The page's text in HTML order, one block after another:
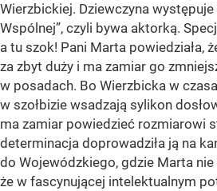
Wierzbickiej. Dziewczyna występuje
Wspólnej”, czyli bywa aktorką.
a tu szok! Pani Marta powiedziała,
za zbyt duży i ma zamiar go
w posadach. Bo Wierzbicka w
w szołbizie wsadzają sylikon
ma zamiar powiedzieć rozmiarowi
determinacja doprowadziła ją na
do Wojewódzkiego, gdzie Marta nie
że w fascynującej intelektualnym